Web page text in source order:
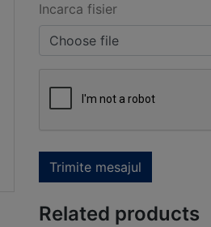
Incarca fisier
Choose file
Trimite mesajul
Related products